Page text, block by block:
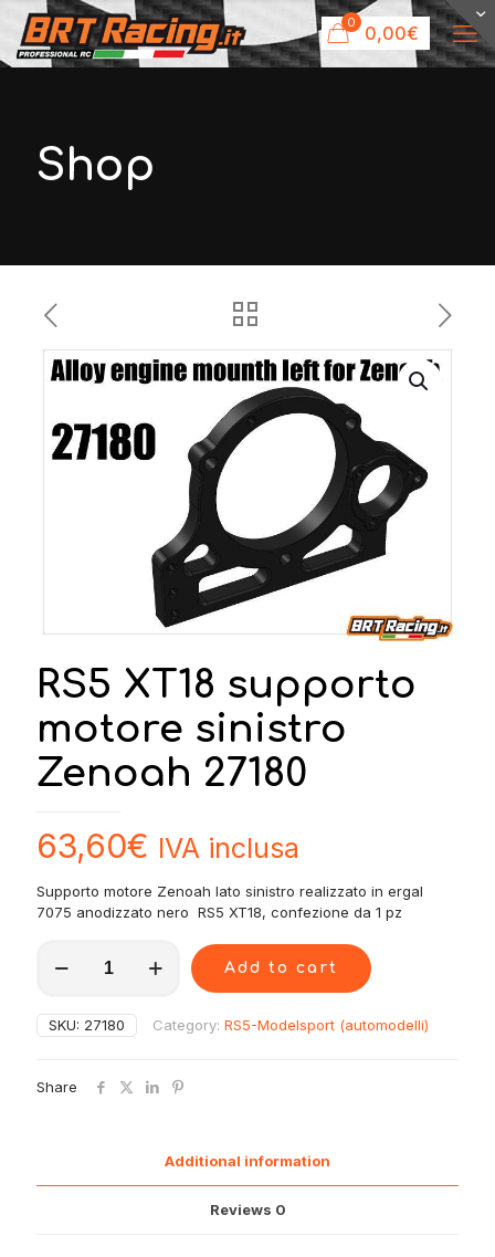
0 0,00€
Shop
RS5 XT18 supporto
motore sinistro
Zenoah 27180
63,60€ IVA inclusa
Supporto motore Zenoah lato sinistro realizzato in ergal
7075 anodizzato nero RS5 XT18, confezione da 1 pz
XT18
motore
sinistro
quantity
Add to cart
SKU: 27180 Category: RS5-Modelsport (automodelli)
Share
Additional information
Reviews 0